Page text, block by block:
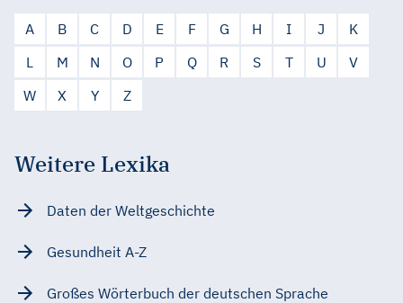
A B C D E F G H I J
K
L
M N O P Q R S T U
V
W
X Y Z
Weitere Lexika
Daten der Weltgeschichte
Gesundheit A-Z
Großes Wörterbuch der deutschen Sprache